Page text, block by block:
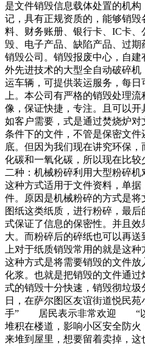
是文件销毁信息载体处置的机
记，具有正规资质的，能够销
料、财务账册、银行卡、IC卡
毁、电子产品、缺陷产品、过
销毁公司。销毁报废中心，自
外先进技术的大型全自动破碎
运车辆，可提供装运服务，每
上。本公司有严格的销毁处理
像，保证快捷，专注。且可以开
如客户需要，式是通过焚烧炉
条件下的文件，不管是保密文
底。但因为我们现在讲究环保
化碳和一氧化碳，所以现在比
二种：机械粉碎利用大型粉碎机
这种方式适用于文件资料，单
件。原因是机械粉碎的方式是将
图纸这类纸质，进行粉碎，最
式保证了信息的保密性。并且
大。而粉碎后的碎纸也可以再
上对于纸质销毁常用的就是这
这种方式是将需要销毁的文件
化浆。也就是把销毁的文件通
式的销毁十分快速，销毁彻垃
日，在萨尔图区友谊街道悦
手” 居民表示非常欢迎 “以
堆积在楼道，影响小区安全防
来堆到屋里，想要留着卖掉，